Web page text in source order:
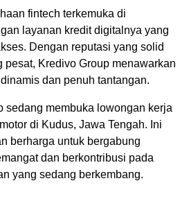
fintech terkemuka di
layanan kredit digitalnya yang
Dengan reputasi yang solid
pesat, Kredivo Group menawarkan
dan penuh tantangan.
sedang membuka lowongan kerja
di Kudus, Jawa Tengah. Ini
berharga untuk bergabung
dan berkontribusi pada
yang sedang berkembang.